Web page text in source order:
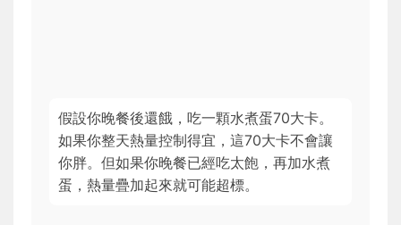
假設你晚餐後還餓，吃一顆水煮蛋70大卡。
如果你整天熱量控制得宜，這70大卡不會讓
你胖。但如果你晚餐已經吃太飽，再加水煮
蛋，熱量疊加起來就可能超標。